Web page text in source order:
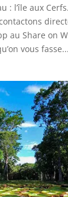
: l’île aux
au Share on
vous fasse...